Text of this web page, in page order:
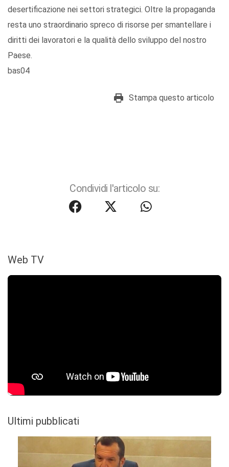
desertificazione nei settori strategici. Oltre la propaganda
resta uno straordinario spreco di risorse per smantellare i
diritti dei lavoratori e la qualità dello sviluppo del nostro
Paese.
bas04
Stampa questo articolo
Condividi l'articolo su:
Web TV
Ultimi pubblicati